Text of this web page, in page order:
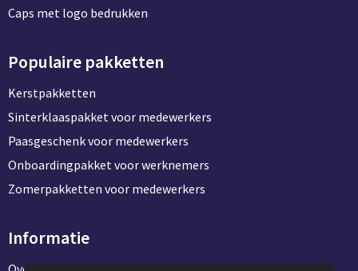
Caps met logo bedrukken
Populaire pakketten
Kerstpakketten
Sinterklaaspakket voor medewerkers
Paasgeschenk voor medewerkers
Onboardingpakket voor werknemers
Zomerpakketten voor medewerkers
Informatie